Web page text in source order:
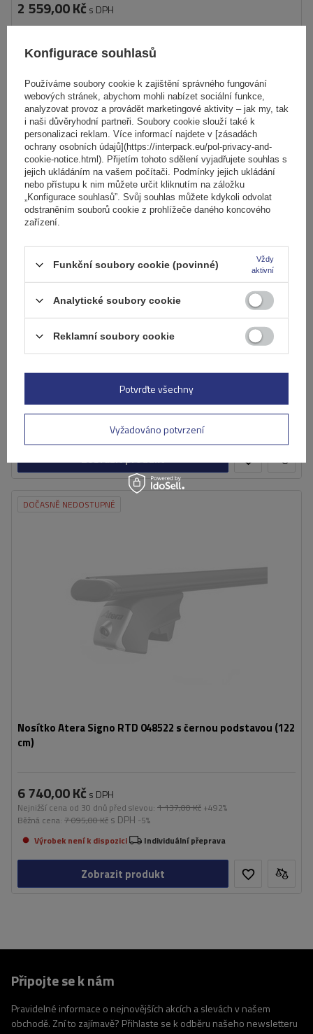
2 559,00 Kč s DPH
Již nyní zašleme11. srpna
do
košíku
DOČASNĚ NEDOSTUPNÉ
Základní nosič Atera Signo RTD 048522 (122 cm)
5 337,00 Kčs DPH
Výrobek není k dispozici Individuální přeprava
Zobrazit produkt
DOČASNĚ NEDOSTUPNÉ
Nosítko Atera Signo RTD 048522 s černou podstavou (122
cm)
6 740,00 Kč s DPH
Nejnižší cena od 30 dnů před slevou: 1 137,00 Kč +492%
Běžná cena: 7 095,00 Kč s DPH -5%
Výrobek není k dispozici
Individuální přeprava
Zobrazit produkt
Připojte se k nám
Pravidelné informace o nejnovějších akcích a slevách v našem
obchodě. Zní to zajímavě? Přihlaste se k odběru našeho newsletteru
Konfigurace souhlasů
Používáme soubory cookie k zajištění správného fungování
webových stránek, abychom mohli nabízet sociální funkce,
analyzovat provoz a provádět marketingové aktivity – jak my, tak
i naši důvěryhodní partneři. Soubory cookie slouží také k
personalizaci reklam. Více informací najdete v [zásadách
ochrany osobních údajů](https://interpack.eu/pol-privacy-and-
cookie-notice.html). Přijetím tohoto sdělení vyjadřujete souhlas s
jejich ukládáním na vašem počítači. Podmínky jejich ukládání
nebo přístupu k nim můžete určit kliknutím na záložku
„Konfigurace souhlasů”. Svůj souhlas můžete kdykoli odvolat
odstraněním souborů cookie z prohlížeče daného koncového
zařízení.
Funkční soubory cookie (povinné)
Vždy
aktivní
Analytické soubory cookie
Reklamní soubory cookie
Vyžadováno potvrzení
Potvrďte všechny